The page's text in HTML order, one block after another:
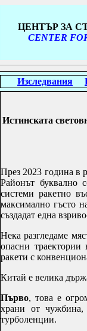
ЦЕНТЪР ЗА
CENTER
Изследвания
Истинската
През 2023 година в
Районът буквално
системи ракетно
максимално гъсто
създадат една
Нека разгледаме
опасни траектории
ракети с
Китай е велика
Първо, това е
храни от
турболенции.